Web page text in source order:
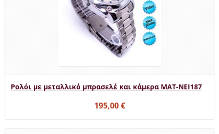
Ρολόι με μεταλλικό μπρασελέ και κάμερα MAT-NEI187
195,00 €